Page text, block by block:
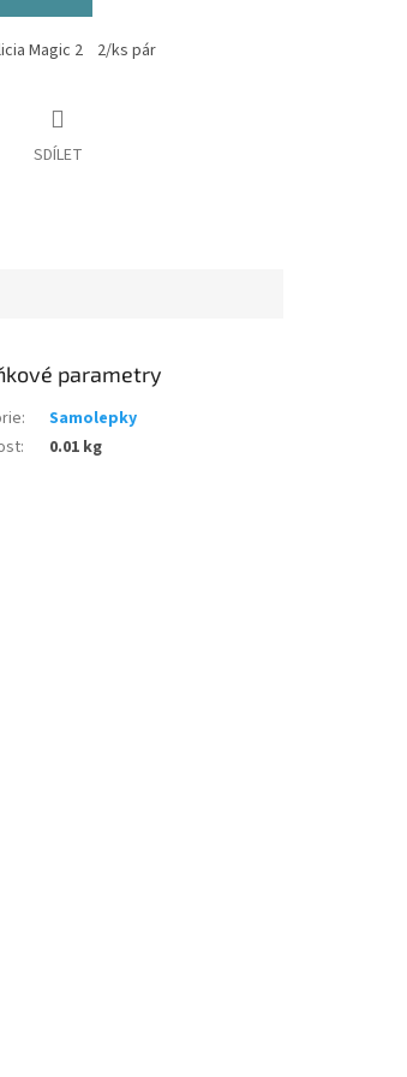
Magic 2 2/ks pár
SDÍLET
parametry
:
Samolepky
: 0.01 kg